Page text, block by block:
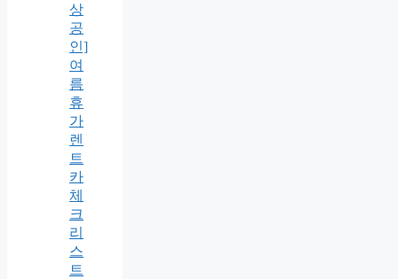
상
공
인]
여
름
휴
가
렌
트
카
체
크
리
스
트